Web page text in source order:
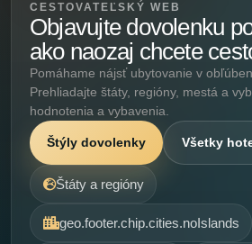
CESTOVATEĽSKÝ WEB
Objavujte dovolenku
ako naozaj chcete
Pomáhame nájsť ubytovanie v
Prehliadajte štáty, regióny, mestá a
hodnotenia a vybavenia.
Štýly dovolenky Všetky
Štáty a regióny
geo.footer.chip.cities.noIslands